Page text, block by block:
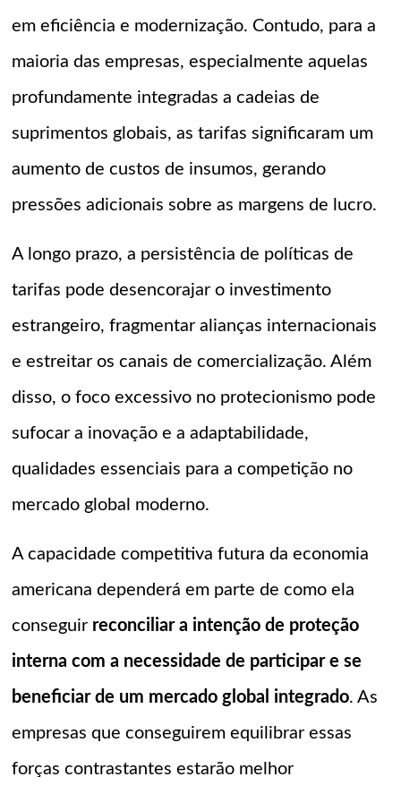
em eficiência e modernização. Contudo, para a
maioria das empresas, especialmente aquelas
profundamente integradas a cadeias de
suprimentos globais, as tarifas significaram um
aumento de custos de insumos, gerando
pressões adicionais sobre as margens de lucro.
A longo prazo, a persistência de políticas de
tarifas pode desencorajar o investimento
estrangeiro, fragmentar alianças internacionais
e estreitar os canais de comercialização. Além
disso, o foco excessivo no protecionismo pode
sufocar a inovação e a adaptabilidade,
qualidades essenciais para a competição no
mercado global moderno.
A capacidade competitiva futura da economia
americana dependerá em parte de como ela
conseguir reconciliar a intenção de proteção
interna com a necessidade de participar e se
beneficiar de um mercado global integrado. As
empresas que conseguirem equilibrar essas
forças contrastantes estarão melhor